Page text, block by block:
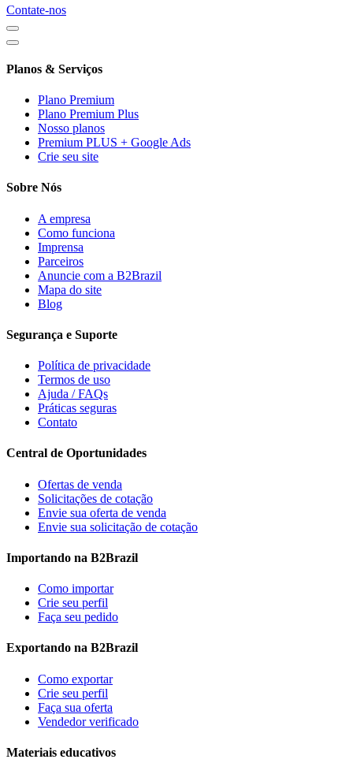
Contate-nos
Planos & Serviços
Plano Premium
Plano Premium Plus
Nosso planos
Premium PLUS + Google Ads
Crie seu site
Sobre Nós
A empresa
Como funciona
Imprensa
Parceiros
Anuncie com a B2Brazil
Mapa do site
Blog
Segurança e Suporte
Política de privacidade
Termos de uso
Ajuda / FAQs
Práticas seguras
Contato
Central de Oportunidades
Ofertas de venda
Solicitações de cotação
Envie sua oferta de venda
Envie sua solicitação de cotação
Importando na B2Brazil
Como importar
Crie seu perfil
Faça seu pedido
Exportando na B2Brazil
Como exportar
Crie seu perfil
Faça sua oferta
Vendedor verificado
Materiais educativos